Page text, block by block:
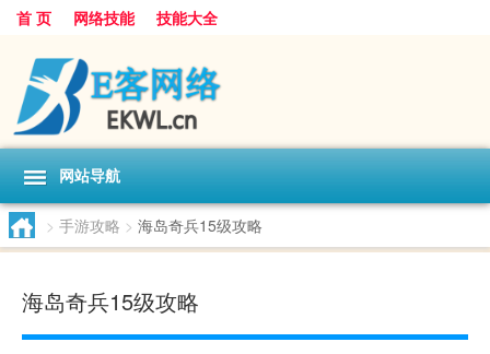
首 页 网络技能 技能大全
网站导航
> 手游攻略 > 海岛奇兵15级攻略
海岛奇兵15级攻略